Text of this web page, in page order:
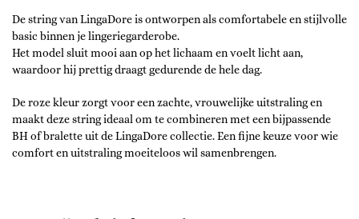
De string van LingaDore is ontworpen als comfortabele en stijlvolle
basic binnen je lingeriegarderobe.
Het model sluit mooi aan op het lichaam en voelt licht aan,
waardoor hij prettig draagt gedurende de hele dag.
De roze kleur zorgt voor een zachte, vrouwelijke uitstraling en
maakt deze string ideaal om te combineren met een bijpassende
BH of bralette uit de LingaDore collectie. Een fijne keuze voor wie
comfort en uitstraling moeiteloos wil samenbrengen.